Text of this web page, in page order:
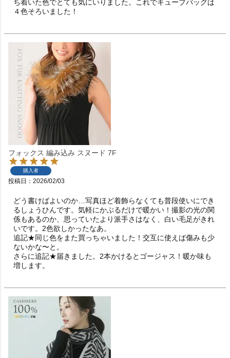
ち着いた色でとても気にいりました。これでキューブバッグは
４色そろいました！
フォックス 編み込み スヌード 7F
購入者
投稿日 2026/02/03
どう書けばよいのか…写真ほど着飾らなくても普段使いにでき
るしょうひんです。気軽にかぶるだけで暖かい！撮影の光の関
係もあるのか、思っていたより派手さはなく、白い毛足がきれ
いです。2色欲しかったなあ。
追記★同じ色をまた買っちゃいました！交互に使えば傷みも少
ないかな〜と。
さらに追記★届きました。2本かけるとゴージャス！暖か味も
増します。